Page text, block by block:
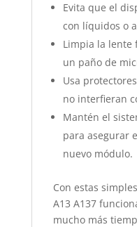
Evita que el
con líquidos o
Limpia la lente
un paño de
Usa
no interfieran
Mantén el
para asegurar
nuevo módulo.
Con estas
A13 A137
mucho más